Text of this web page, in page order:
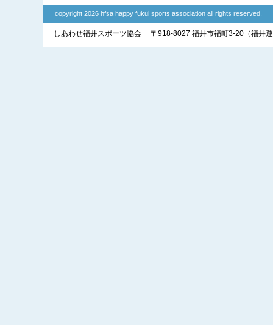
しあわせ福井スポーツ協会 〒918-8027 福井市福町3-20（福井
copyright 2026 hfsa happy fukui sports association all rights reserved.